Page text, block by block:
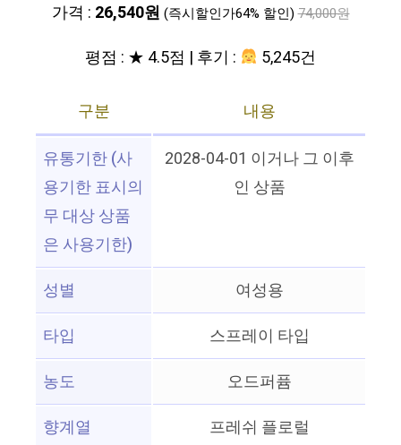
가격 : 26,540원 (즉시할인가64% 할인) 74,000원
평점 : ★ 4.5점 | 후기 : 5,245건
구분
내용
유통기한 (사
용기한 표시의
무 대상 상품
은 사용기한)
2028-04-01 이거나 그 이후
인 상품
성별
여성용
타입
스프레이 타입
농도
오드퍼퓸
향계열
프레쉬 플로럴